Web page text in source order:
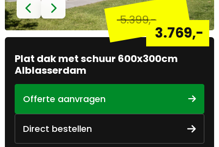
Plat dak met schuur 600x300cm
Alblasserdam
5.399,-
3.769,-
Offerte aanvragen
Direct bestellen